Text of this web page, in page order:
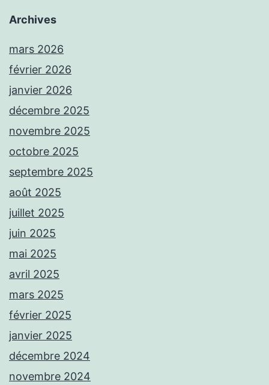
Archives
mars 2026
février 2026
janvier 2026
décembre 2025
novembre 2025
octobre 2025
septembre 2025
août 2025
juillet 2025
juin 2025
mai 2025
avril 2025
mars 2025
février 2025
janvier 2025
décembre 2024
novembre 2024